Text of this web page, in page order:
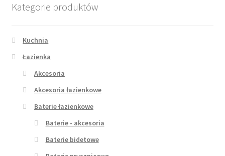
Kategorie produktów
Kuchnia
Łazienka
Akcesoria
Akcesoria łazienkowe
Baterie łazienkowe
Baterie - akcesoria
Baterie bidetowe